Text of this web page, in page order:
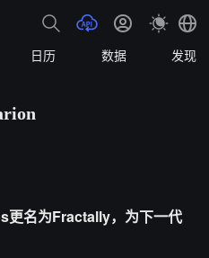
日历 数据 发现
更名为Fractally，为下一代